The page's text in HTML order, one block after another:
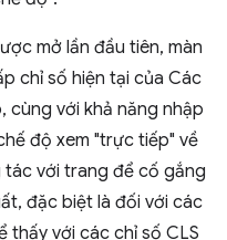
mở lần đầu tiên, màn
chỉ số hiện tại của Các
cùng với khả năng nhập
độ xem "trực tiếp" về
tác với trang để cố gắng
đặc biệt là đối với các
thấy với các chỉ số CLS